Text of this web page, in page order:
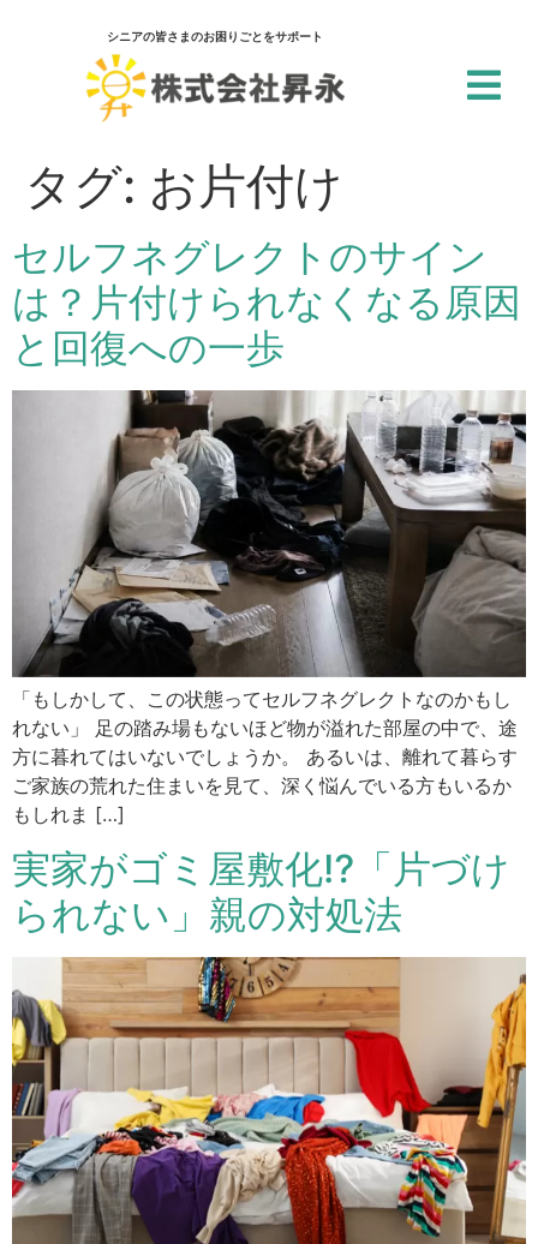
シニアの皆さまのお困りごとをサポート
タグ: お片付け
セルフネグレクトのサイン
は？片付けられなくなる原因
と回復への一歩
「もしかして、この状態ってセルフネグレクトなのかもし
れない」 足の踏み場もないほど物が溢れた部屋の中で、途
方に暮れてはいないでしょうか。 あるいは、離れて暮らす
ご家族の荒れた住まいを見て、深く悩んでいる方もいるか
もしれま […]
実家がゴミ屋敷化⁉「片づけ
られない」親の対処法
アクセシビリティ設定 閉じる
一括設定
個別設定
スクリーンリーダー
サイト内の文章を音声で読み上げ
テキストリーダー
選択した文章を音声で読み上げ
仮想キーボード
フォーム入力でキーボードを表示
キーボード操作ハイライト
キーボードで操作中の要素を強調表示
音声操作
色の彩度
低彩度・高彩度・白黒
文字の拡大
文字サイズを4段階で調整
リンク下線
リンクハイライト
リンクを強調表示
アニメーションを停止
動画やアニメーションを一時停止